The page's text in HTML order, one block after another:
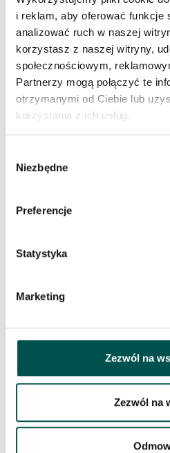
i reklam, aby oferować funkcje
analizować ruch w naszej
korzystasz z naszej witryny,
społecznościowym,
Partnerzy mogą połączyć te
otrzymanymi od Ciebie lub
korzystania z ich usług.
zgody
Niezbędne
Preferencje
Statystyka
Marketing
Zezwól na
Zezwól na
ZIMBABWE